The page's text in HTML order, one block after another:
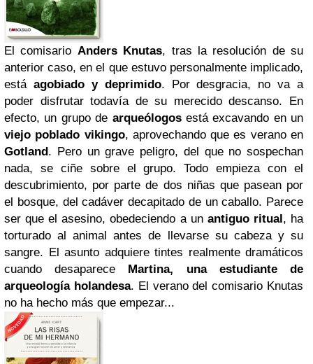
El comisario Anders Knutas, tras la resolución de su
anterior caso, en el que estuvo personalmente implicado,
está agobiado y deprimido. Por desgracia, no va a
poder disfrutar todavía de su merecido descanso. En
efecto, un grupo de arqueólogosestá excavando en un
viejo poblado vikingo, aprovechando que es verano en
Gotland. Pero un grave peligro, del que no sospechan
nada, se ciñe sobre el grupo. Todo empieza con el
descubrimiento, por parte de dos niñas que pasean por
el bosque, del cadáver decapitado de un caballo. Parece
ser que el asesino, obedeciendo a un antiguo ritual, ha
torturado al animal antes de llevarse su cabeza y su
sangre. El asunto adquiere tintes realmente dramáticos
cuando desaparece Martina, una estudiante de
arqueología holandesa. El verano del comisario Knutas
no ha hecho más que empezar...